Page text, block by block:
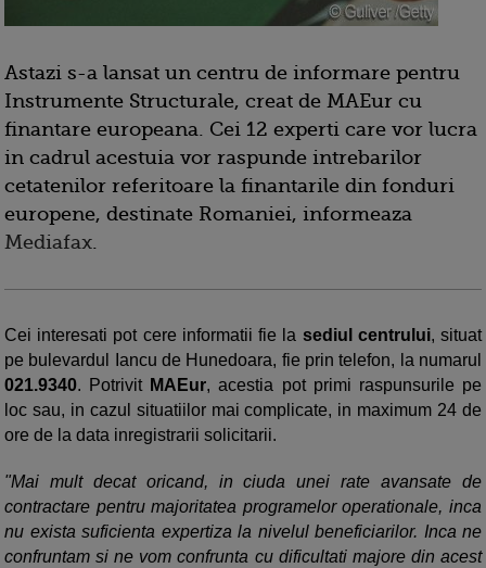
Astazi s-a lansat un centru de informare pentru
Instrumente Structurale, creat de MAEur cu
finantare europeana. Cei 12 experti care vor lucra
in cadrul acestuia vor raspunde intrebarilor
cetatenilor referitoare la finantarile din fonduri
europene, destinate Romaniei, informeaza
Mediafax.
Cei interesati pot cere informatii fie la sediul centrului, situat
pe bulevardul Iancu de Hunedoara, fie prin telefon, la numarul
021.9340. Potrivit MAEur, acestia pot primi raspunsurile pe
loc sau, in cazul situatiilor mai complicate, in maximum 24 de
ore de la data inregistrarii solicitarii.
"Mai mult decat oricand, in ciuda unei rate avansate de
contractare pentru majoritatea programelor operationale, inca
nu exista suficienta expertiza la nivelul beneficiarilor. Inca ne
confruntam si ne vom confrunta cu dificultati majore din acest